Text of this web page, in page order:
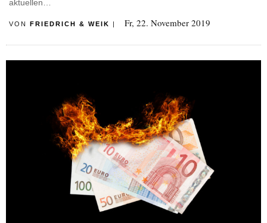
aktuellen…
VON FRIEDRICH & WEIK | Fr, 22. November 2019